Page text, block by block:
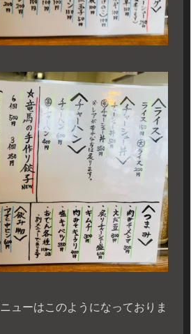
ューはこのようになっておりま